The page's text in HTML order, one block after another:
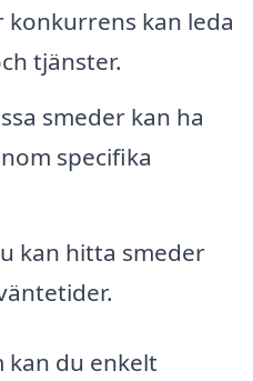
konkurrens kan leda
tjänster.
smeder kan ha
specifika
kan hitta smeder
du enkelt